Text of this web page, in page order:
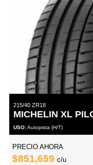
215/40 ZR18
MICHELIN XL
USO:Autopista (H/T)
PRECIO AHORA
$851,659 c/u